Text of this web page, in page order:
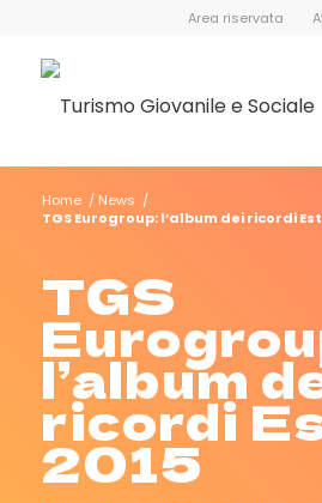
Area riservata
Home / News /
TGS Eurogroup: l’album dei ricordi
TGS
l’album
ricordi
2015